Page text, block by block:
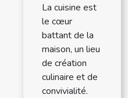
La cuisine est
le cœur
battant de la
maison, un lieu
de création
culinaire et de
convivialité.